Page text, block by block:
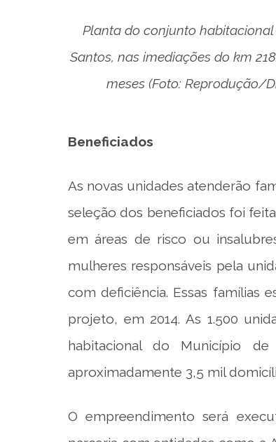
Planta do conjunto
Santos, nas imediações do km
meses (Foto: Reprodução/
Beneficiados
As novas unidades atenderão
seleção dos beneficiados foi
em áreas de risco ou
mulheres responsáveis pela
com deficiência. Essas famílias
projeto, em 2014. As 1.500
habitacional do Município
aproximadamente 3,5 mil
O empreendimento será